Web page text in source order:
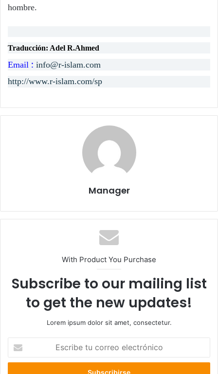
hombre.
Traducción: Adel R.Ahmed
Email : info@r-islam.com
http://www.r-islam.com/sp
Manager
With Product You Purchase
Subscribe to our mailing list
to get the new updates!
Lorem ipsum dolor sit amet, consectetur.
c